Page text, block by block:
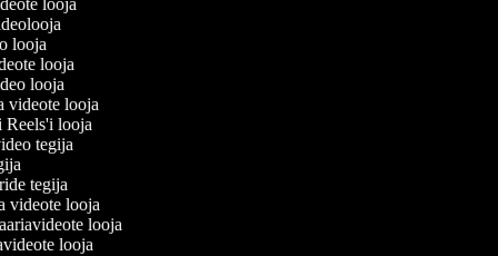
looja
looja
looja
looja
videote looja
Reels'i looja
tegija
tegija
videote looja
looja
looja